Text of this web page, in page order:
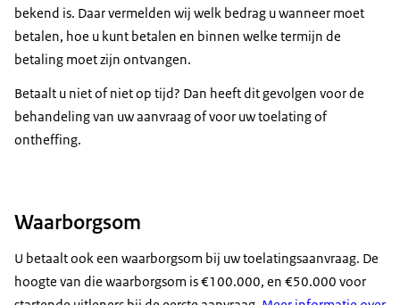
bekend is. Daar vermelden wij welk bedrag u wanneer moet
betalen, hoe u kunt betalen en binnen welke termijn de
betaling moet zijn ontvangen.
Betaalt u niet of niet op tijd? Dan heeft dit gevolgen voor de
behandeling van uw aanvraag of voor uw toelating of
ontheffing.
Waarborgsom
U betaalt ook een waarborgsom bij uw toelatingsaanvraag. De
hoogte van die waarborgsom is €100.000, en €50.000 voor